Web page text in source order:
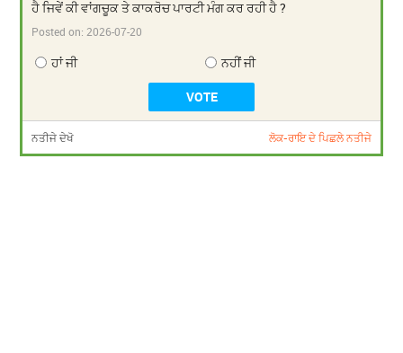
ਹੈ ਜਿਵੇਂ ਕੀ ਵਾਂਗਚੂਕ ਤੇ ਕਾਕਰੋਚ ਪਾਰਟੀ ਮੰਗ ਕਰ ਰਹੀ ਹੈ ?
Posted on:2026-07-20
ਹਾਂ ਜੀ ਨਹੀਂ ਜੀ
ਨਤੀਜੇ ਦੇਖੋ ਲੋਕ-ਰਾਇ ਦੇ ਪਿਛਲੇ ਨਤੀਜੇ